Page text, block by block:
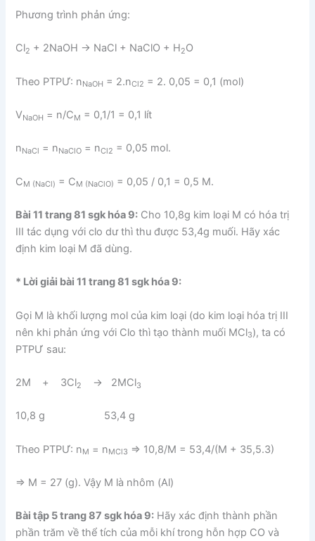
Phương trình phản ứng:
Cl2 + 2NaOH → NaCl + NaClO + H2O
Theo PTPƯ: nNaOH = 2.nCl2 = 2. 0,05 = 0,1 (mol)
VNaOH = n/CM = 0,1/1 = 0,1 lít
nNaCl = nNaClO = nCl2 = 0,05 mol.
CM (NaCl) = CM (NaClO) = 0,05 / 0,1 = 0,5 M.
Bài 11 trang 81 sgk hóa 9: Cho 10,8g kim loại M có hóa trị
III tác dụng với clo dư thì thu được 53,4g muối. Hãy xác
định kim loại M đã dùng.
* Lời giải bài 11 trang 81 sgk hóa 9:
Gọi M là khối lượng mol của kim loại (do kim loại hóa trị III
nên khi phản ứng với Clo thì tạo thành muối MCl3), ta có
PTPƯ sau:
2M + 3Cl2 → 2MCl3
10,8 g 53,4 g
Theo PTPƯ: nM = nMCl3 ⇒ 10,8/M = 53,4/(M + 35,5.3)
⇒ M = 27 (g). Vậy M là nhôm (Al)
Bài tập 5 trang 87 sgk hóa 9: Hãy xác định thành phần
phần trăm về thể tích của mỗi khí trong hỗn hợp CO và